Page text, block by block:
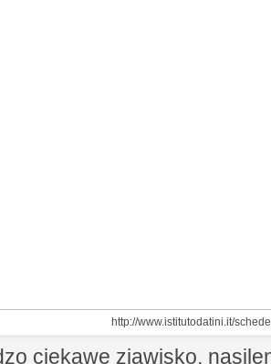
http://www.istitutodatini.it/
ciekawe zjawisko,